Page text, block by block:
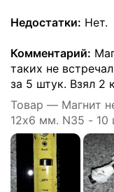
Недостатки: Нет.
Комментарий:
таких не
за 5 штук. Взял 2
Товар — Магнит
12х6 мм. N35 - 10